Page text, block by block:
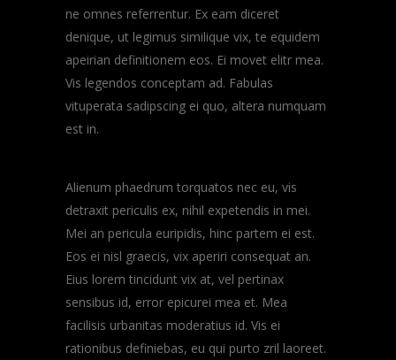
ne omnes referrentur. Ex eam diceret
denique, ut legimus similique vix, te equidem
apeirian definitionem eos. Ei movet elitr mea.
Vis legendos conceptam ad. Fabulas
vituperata sadipscing ei quo, altera numquam
est in.
Alienum phaedrum torquatos nec eu, vis
detraxit periculis ex, nihil expetendis in mei.
Mei an pericula euripidis, hinc partem ei est.
Eos ei nisl graecis, vix aperiri consequat an.
Eius lorem tincidunt vix at, vel pertinax
sensibus id, error epicurei mea et. Mea
facilisis urbanitas moderatius id. Vis ei
rationibus definiebas, eu qui purto zril laoreet.